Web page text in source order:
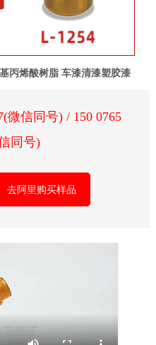
丙烯酸树脂 车漆清漆塑胶漆
微信同号) / 150 0765
同号)
去阿里购买样品